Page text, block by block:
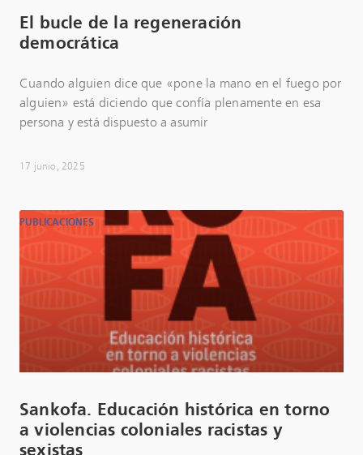
El bucle de la regeneración
democrática
Cuando alguien dice que «pone la mano en el fuego por
alguien» está diciendo que confía plenamente en esa
persona y está dispuesto a asumir
17 junio, 2025
PUBLICACIONES
Sankofa. Educación histórica en torno
a violencias coloniales racistas y
sexistas